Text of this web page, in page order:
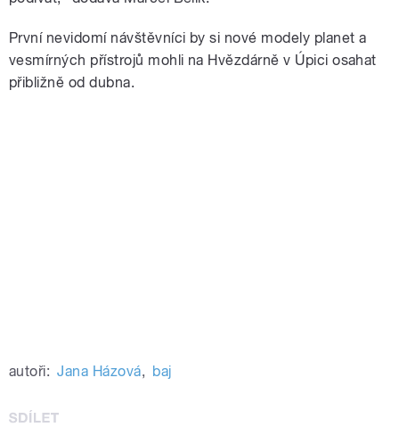
První nevidomí návštěvníci by si nové modely planet a
vesmírných přístrojů mohli na Hvězdárně v Úpici osahat
přibližně od dubna.
autoři: Jana Házová, baj